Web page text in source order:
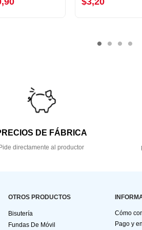
DE FÁBRICA
directamente al productor
OTROS PRODUCTOS
Bisutería
Fundas De Móvil
Cómo
Pago y